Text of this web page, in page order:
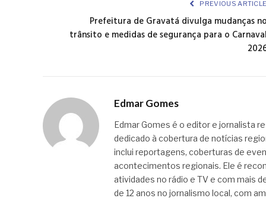
PREVIOUS
Prefeitura de Gravatá divulga mudanças
trânsito e medidas de segurança para o
Edmar Gomes
Edmar Gomes é o editor e jornalista
dedicado à cobertura de notícias
inclui reportagens, coberturas de
acontecimentos regionais. Ele é
atividades no rádio e TV e com mais
de 12 anos no jornalismo local, com